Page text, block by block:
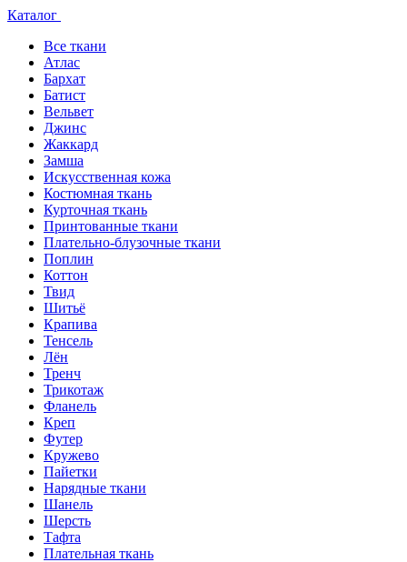
Каталог
Все ткани
Атлас
Бархат
Батист
Вельвет
Джинс
Жаккард
Замша
Искусственная кожа
Костюмная ткань
Курточная ткань
Принтованные ткани
Плательно-блузочные ткани
Поплин
Коттон
Твид
Шитьё
Крапива
Тенсель
Лён
Тренч
Трикотаж
Фланель
Креп
Футер
Кружево
Пайетки
Нарядные ткани
Шанель
Шерсть
Тафта
Плательная ткань